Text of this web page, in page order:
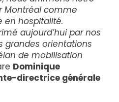
Montréal comme
en hospitalité.
aujourd’hui par nos
grandes orientations
de mobilisation
Dominique
directrice générale